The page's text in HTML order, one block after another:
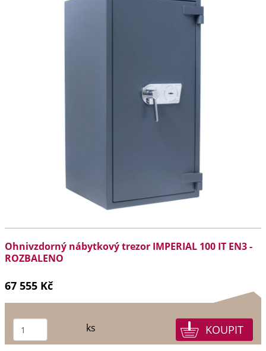
Ohnivzdorný nábytkový trezor IMPERIAL 100 IT EN3 -
ROZBALENO
67 555 Kč
ks